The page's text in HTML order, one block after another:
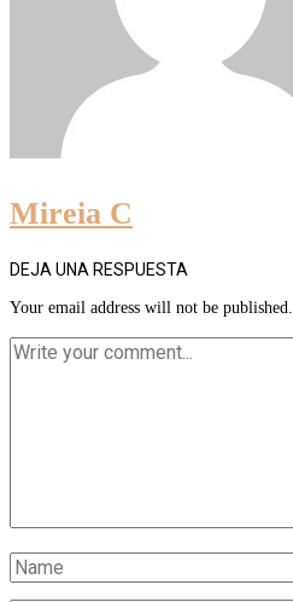
Mireia C
DEJA UNA RESPUESTA
Your email address will not be published.